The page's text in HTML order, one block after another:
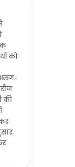
को
की